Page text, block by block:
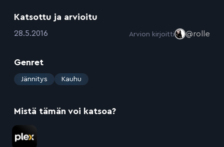
Katsottu ja arvioitu
:28.5.2016 Arvion kirjoitti @rolle
Genret
: Jännitys Kauhu
Mistä tämän voi katsoa?